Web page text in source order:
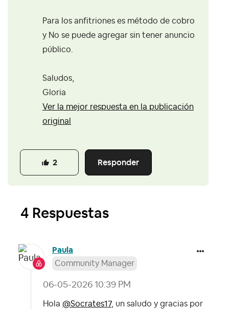
Para los anfitriones es método de cobro
y No se puede agregar sin tener anuncio
público.
Saludos,
Gloria
Ver la mejor respuesta en la publicación
original
Responder
2
4 Respuestas
Paula
Community Manager
‎06-05-2026 10:39 PM
Hola @Socrates17, un saludo y gracias por